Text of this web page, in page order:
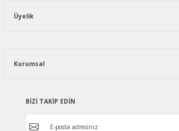
Üyelik
Kurumsal
BİZİ TAKİP EDİN